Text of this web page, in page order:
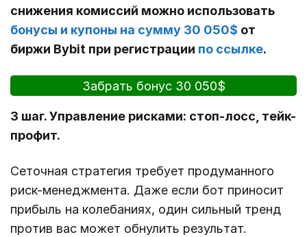
снижения комиссий можно использовать
бонусы и купоны на сумму 30 050$ от
биржи Bybit при регистрации по ссылке.
Забрать бонус 30 050$
3 шаг. Управление рисками: стоп-лосс, тейк-
профит.
Сеточная стратегия требует продуманного
риск-менеджмента. Даже если бот приносит
прибыль на колебаниях, один сильный тренд
против вас может обнулить результат.